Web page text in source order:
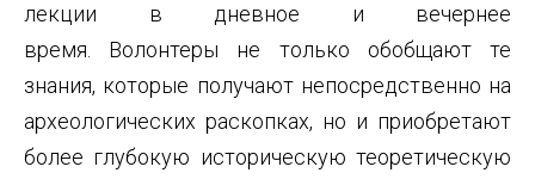
лекции в дневное и вечернее
время. Волонтеры не только обобщают те
знания, которые получают непосредственно на
археологических раскопках, но и приобретают
более глубокую историческую теоретическую